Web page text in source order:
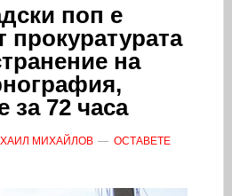
поп е
прокуратурата
на
за 72 часа
МИХАЙЛОВ
ОСТАВЕТЕ